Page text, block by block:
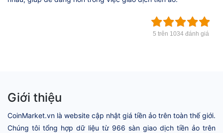
5 trên 1034 đánh giá
Giới thiệu
CoinMarket.vn là website cập nhật giá tiền ảo trên toàn thế giới.
Chúng tôi tổng hợp dữ liệu từ 966 sàn giao dịch tiền ảo trên